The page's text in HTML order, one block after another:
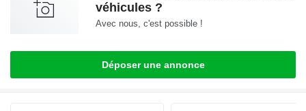
véhicules ?
Avec nous, c'est possible !
Déposer une annonce